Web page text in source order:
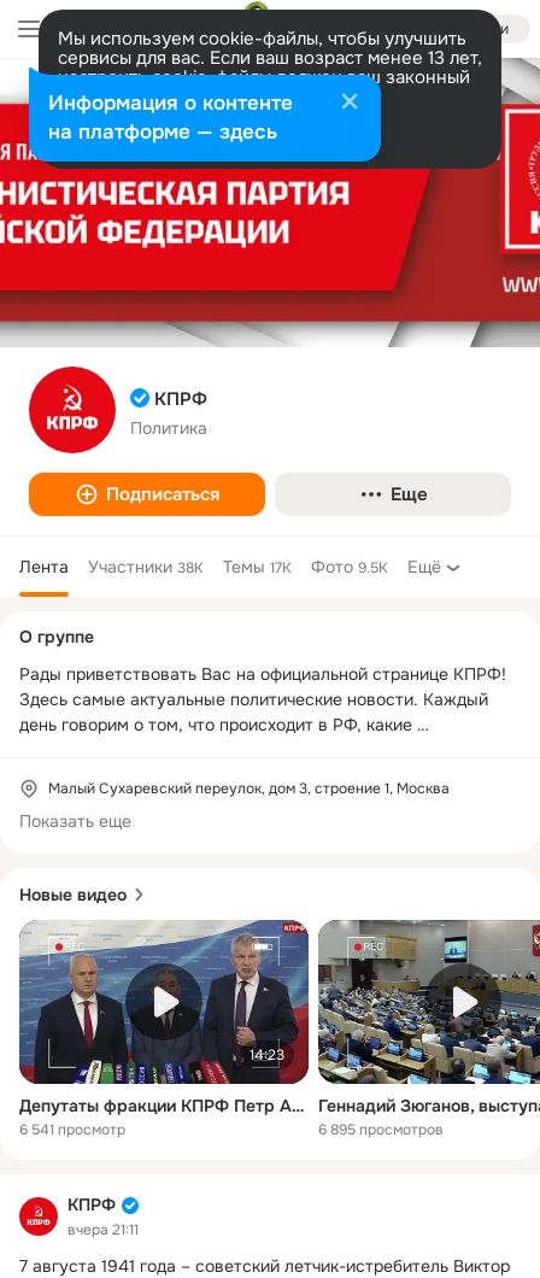
Войти
Мы используем cookie-файлы, чтобы улучшить
сервисы для вас. Если ваш возраст менее 13 лет,
настроить cookie-файлы должен ваш законный
представитель. Больше информации
Разрешить все Настроить
КПРФ
Политика
Подписаться Еще
Лента Участники 38K Темы 17K Фото 9.5K Ещё
Новые видео
14:23
Депутаты фракции КПРФ Петр Аммосов, Евгений Бессонов и Алексей Куринный выступили в ходе пресс-подхода в Госдуме
6 541 просмотр 6 895 просмотров
КПРФ
вчера 21:11
7 августа 1941 года – советский летчик-истребитель Виктор
колонка
О группе
Рады приветствовать Вас на официальной странице КПРФ!
Здесь самые актуальные политические новости. Каждый
день говорим о том, что происходит в РФ, какие
с этим бороться!
Малый Сухаревский переулок, дом 3, строение 1, Москва
Показать еще
Информация о контенте
на платформе — здесь